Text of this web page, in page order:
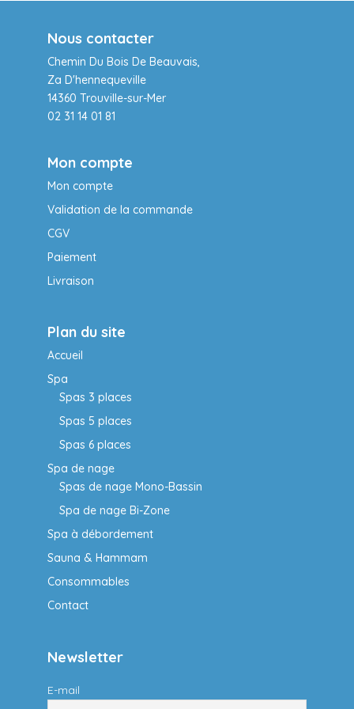
Nous contacter
Chemin Du Bois De Beauvais,
Za D'hennequeville
14360 Trouville-sur-Mer
02 31 14 01 81
Mon compte
Mon compte
Validation de la commande
CGV
Paiement
Livraison
Plan du site
Accueil
Spa
Spas 3 places
Spas 5 places
Spas 6 places
Spa de nage
Spas de nage Mono-Bassin
Spa de nage Bi-Zone
Spa à débordement
Sauna & Hammam
Consommables
Contact
Newsletter
E-mail